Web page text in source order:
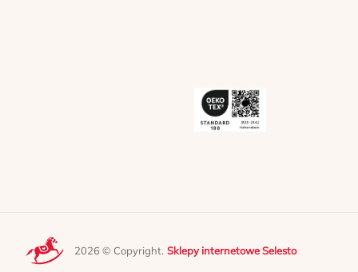
2026 © Copyright. Sklepy internetowe Selesto